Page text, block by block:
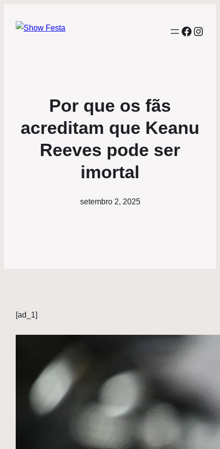
Por que os fãs
acreditam que Keanu
Reeves pode ser
imortal
setembro 2, 2025
[ad_1]